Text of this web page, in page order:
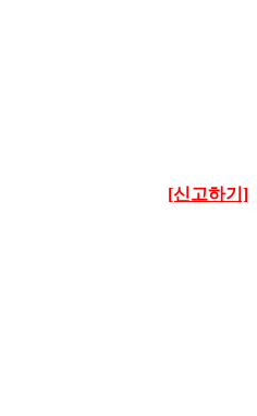
[신고하기]